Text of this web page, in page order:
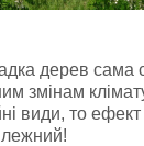
дерев сама
змінам
види, то ефект